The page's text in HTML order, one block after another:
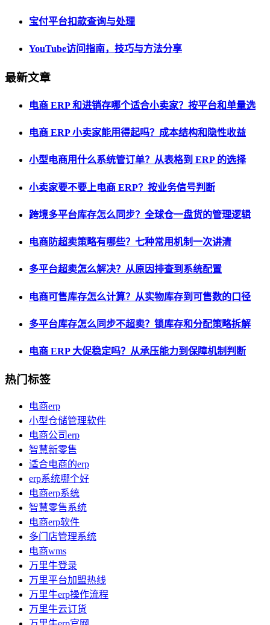
宝付平台扣款查询与处理
YouTube访问指南，技巧与方法分享
最新文章
电商 ERP 和进销存哪个适合小卖家？按平台和单量选
电商 ERP 小卖家能用得起吗？成本结构和隐性收益
小型电商用什么系统管订单？从表格到 ERP 的选择
小卖家要不要上电商 ERP？按业务信号判断
跨境多平台库存怎么同步？全球仓一盘货的管理逻辑
电商防超卖策略有哪些？七种常用机制一次讲清
多平台超卖怎么解决？从原因排查到系统配置
电商可售库存怎么计算？从实物库存到可售数的口径
多平台库存怎么同步不超卖？锁库存和分配策略拆解
电商 ERP 大促稳定吗？从承压能力到保障机制判断
热门标签
电商erp
小型仓储管理软件
电商公司erp
智慧新零售
适合电商的erp
erp系统哪个好
电商erp系统
智慧零售系统
电商erp软件
多门店管理系统
电商wms
万里牛登录
万里平台加盟热线
万里牛erp操作流程
万里牛云订货